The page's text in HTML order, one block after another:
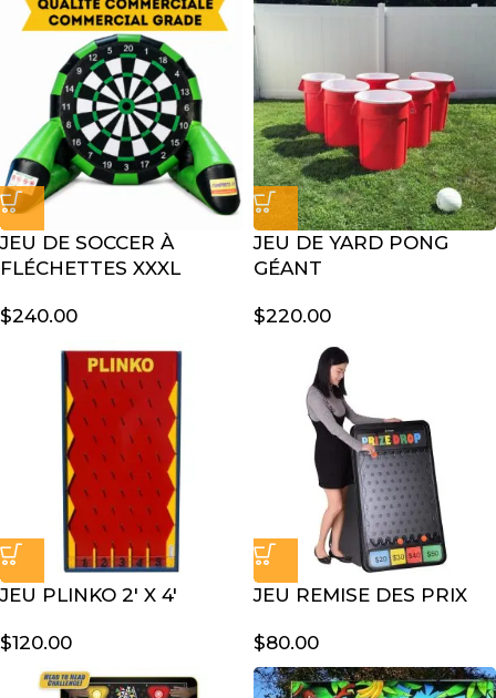
JEU DE SOCCER À
FLÉCHETTES XXXL
$240.00
JEU DE YARD PONG
GÉANT
$220.00
JEU PLINKO 2′ X 4′
$120.00
JEU REMISE DES PRIX
$80.00